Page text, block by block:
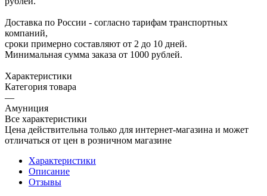
Доставка по России - согласно тарифам транспортных
компаний,
сроки примерно составляют от 2 до 10 дней.
Минимальная сумма заказа от 1000 рублей.
Характеристики
Категория товара
—
Амуниция
Все характеристики
Цена действительна только для интернет-магазина и может
отличаться от цен в розничном магазине
Характеристики
Описание
Отзывы